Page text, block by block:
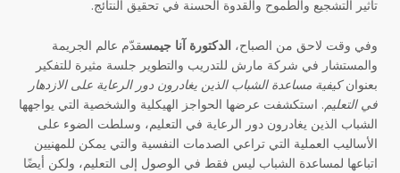
تأثير التشجيع والطموح والقدوة الحسنة في تحقيق النتائج.
وفي وقت لاحق من الصباح، الدكتورة آنا جيمسقدّم عالم الجريمة
والمستشار في شركة مارش للتدريب والتطوير جلسة مثيرة للتفكير
بعنوانكيفية مساعدة الشباب الذين يغادرون دور الرعاية على الازدهار
في التعليم. استكشفت عرضها الحواجز الهيكلية والشخصية التي يواجهها
الشباب الذين يغادرون دور الرعاية في التعليم، وسلطت الضوء على
الأساليب العملية التي تراعي الصدمات النفسية والتي يمكن للمهنيين
اتباعها لمساعدة الشباب ليس فقط في الوصول إلى التعليم، ولكن أيضًا